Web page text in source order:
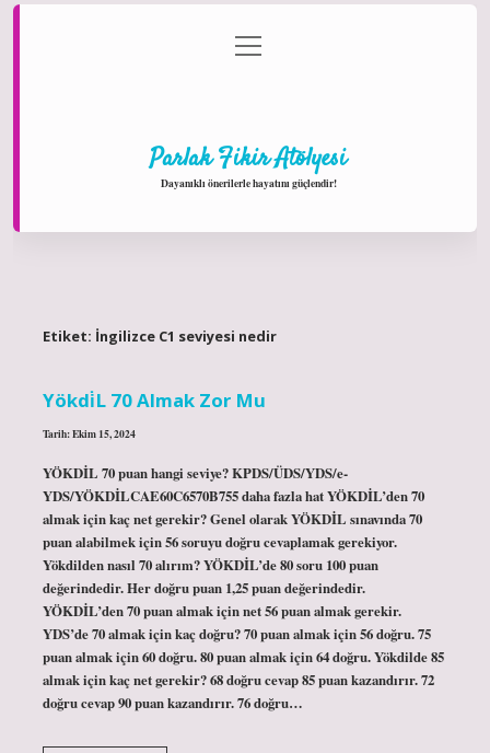
Gizlilik Politikası
menüyü
aç
Parlak Fikir Atölyesi
Dayanıklı önerilerle hayatını güçlendir!
Etiket: İngilizce C1 seviyesi nedir
Yökdi̇L 70 Almak Zor Mu
Tarih: Ekim 15, 2024
YÖKDİL 70 puan hangi seviye? KPDS/ÜDS/YDS/e-
YDS/YÖKDİLCAE60C6570B755 daha fazla hat YÖKDİL’den 70
almak için kaç net gerekir? Genel olarak YÖKDİL sınavında 70
puan alabilmek için 56 soruyu doğru cevaplamak gerekiyor.
Yökdilden nasıl 70 alırım? YÖKDİL’de 80 soru 100 puan
değerindedir. Her doğru puan 1,25 puan değerindedir.
YÖKDİL’den 70 puan almak için net 56 puan almak gerekir.
YDS’de 70 almak için kaç doğru? 70 puan almak için 56 doğru. 75
puan almak için 60 doğru. 80 puan almak için 64 doğru. Yökdilde 85
almak için kaç net gerekir? 68 doğru cevap 85 puan kazandırır. 72
doğru cevap 90 puan kazandırır. 76 doğru…